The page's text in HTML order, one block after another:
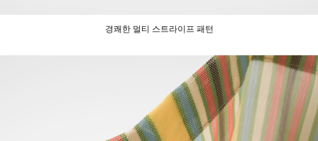
경쾌한 멀티 스트라이프 패턴